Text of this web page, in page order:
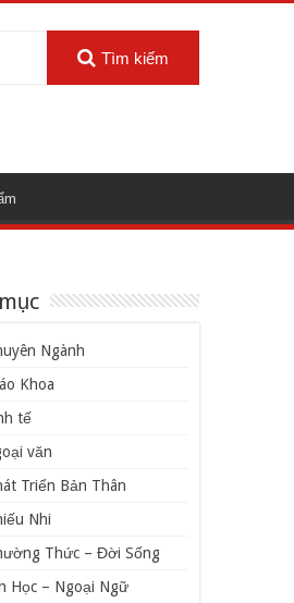
Tìm kiếm
Ngành
Khoa
tế
văn
Triển Bản Thân
Nhi
Thức – Đời Sống
Học – Ngoại Ngữ